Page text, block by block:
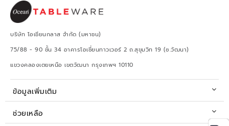
บริษัท โอเชียนกลาส จำกัด (มหาชน)
75/88 - 90 ชั้น 34 อาคารโอเชี่ยนทาวเวอร์ 2 ถ.สุขุมวิท 19 (ซ.วัฒนา)
แขวงคลองเตยเหนือ เขตวัฒนา กรุงเทพฯ 10110
ข้อมูลเพิ่มเติม
ช่วยเหลือ